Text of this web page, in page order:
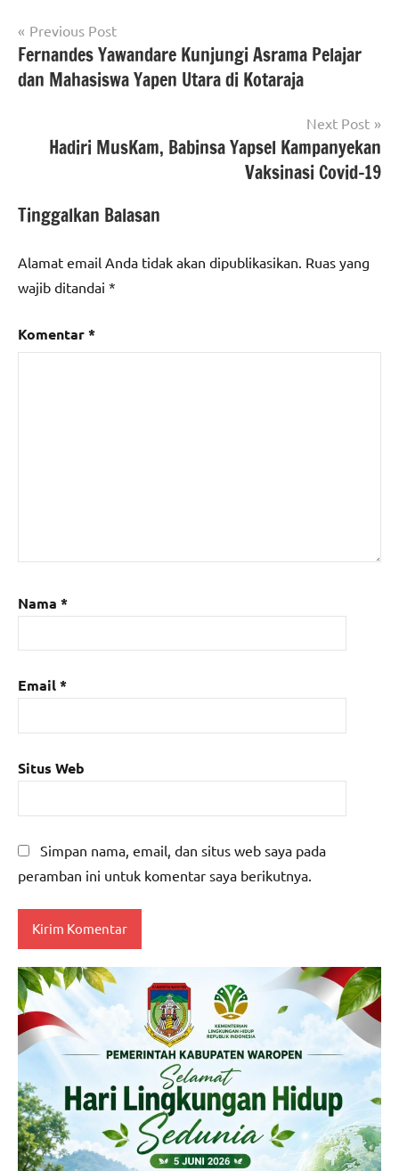
Navigasi
pos
Previous Post
Fernandes Yawandare Kunjungi Asrama Pelajar
dan Mahasiswa Yapen Utara di Kotaraja
Next Post
Hadiri MusKam, Babinsa Yapsel Kampanyekan
Vaksinasi Covid-19
Tinggalkan Balasan
Alamat email Anda tidak akan dipublikasikan. Ruas yang
wajib ditandai *
Komentar*
Nama *
Email*
Situs Web
Simpan nama, email, dan situs web saya pada
peramban ini untuk komentar saya berikutnya.